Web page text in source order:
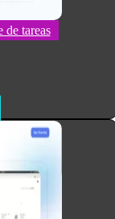
de tareas